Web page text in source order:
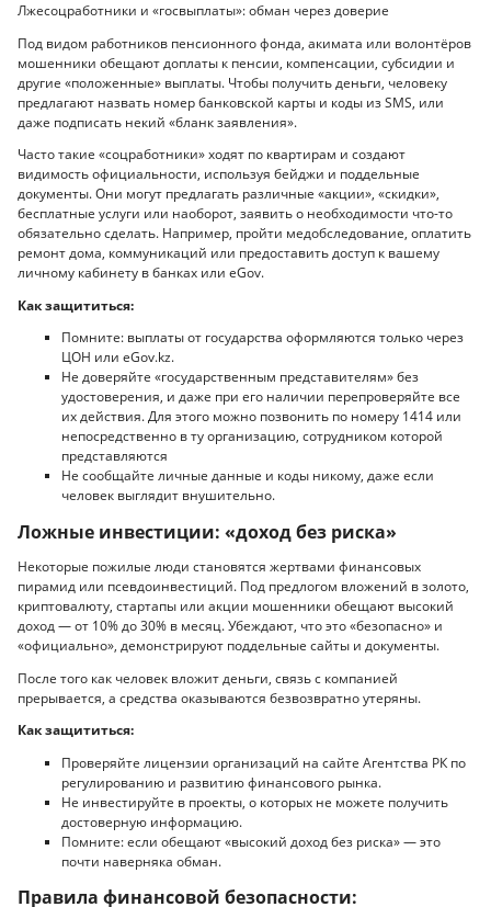
Лжесоцработники и «госвыплаты»: обман через доверие
Под видом работников пенсионного фонда, акимата или волонтёров
мошенники обещают доплаты к пенсии, компенсации, субсидии и
другие «положенные» выплаты. Чтобы получить деньги, человеку
предлагают назвать номер банковской карты и коды из SMS, или
даже подписать некий «бланк заявления».
Часто такие «соцработники» ходят по квартирам и создают
видимость официальности, используя бейджи и поддельные
документы. Они могут предлагать различные «акции», «скидки»,
бесплатные услуги или наоборот, заявить о необходимости что-то
обязательно сделать. Например, пройти медобследование, оплатить
ремонт дома, коммуникаций или предоставить доступ к вашему
личному кабинету в банках или eGov.
Как защититься:
Помните: выплаты от государства оформляются только через
ЦОН или eGov.kz.
Не доверяйте «государственным представителям» без
удостоверения, и даже при его наличии перепроверяйте все
их действия. Для этого можно позвонить по номеру 1414 или
непосредственно в ту организацию, сотрудником которой
представляются
Не сообщайте личные данные и коды никому, даже если
человек выглядит внушительно.
Ложные инвестиции: «доход без риска»
Некоторые пожилые люди становятся жертвами финансовых
пирамид или псевдоинвестиций. Под предлогом вложений в золото,
криптовалюту, стартапы или акции мошенники обещают высокий
доход — от 10% до 30% в месяц. Убеждают, что это «безопасно» и
«официально», демонстрируют поддельные сайты и документы.
После того как человек вложит деньги, связь с компанией
прерывается, а средства оказываются безвозвратно утеряны.
Как защититься:
Проверяйте лицензии организаций на сайте Агентства РК по
регулированию и развитию финансового рынка.
Не инвестируйте в проекты, о которых не можете получить
достоверную информацию.
Помните: если обещают «высокий доход без риска» — это
почти наверняка обман.
Правила финансовой безопасности: